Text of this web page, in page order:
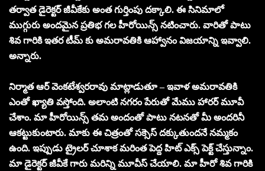
తర్వాత డైరెక్టర్ జీవీకేకు అంత గుర్తింపు దక్కాలి. ఈ సినిమాలో
ముగ్గురు అందమైన ప్రతిభ గల హీరోయిన్స్ నటించారు. వారితో పాటు
శివ గారికి ఇతర టీమ్ కు అమరావతికి ఆహ్వానం విజయాన్ని ఇవ్వాలి.
అన్నారు.
నిర్మాత ఆర్ వెంకటేశ్వరరావు మాట్లాడుతూ – ఇవాళ అమరావతికి
ఎంతో ఖ్యాతి వస్తోంది. అలాంటి నగరం పేరుతో మేము హారర్ మూవీ
చేశాం. మా హీరోయిన్స్ తమ అందంతో పాటు నటనతో మీ అందరినీ
ఆకట్టుకుంటారు. మాకు ఈ చిత్రంతో సక్సెస్ దక్కుతుందనే నమ్మకం
ఉంది. ఇప్పుడు ట్రైలర్ చూశాక మరింత పెద్ద హిట్ ఎక్స్ పెక్ట్ చేస్తున్నాం.
మా డైరెక్టర్ జీవీకే గారు మరిన్ని మూవీస్ చేయాలి. మా హీరో శివ గారికి